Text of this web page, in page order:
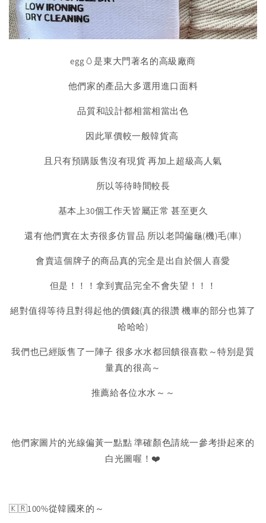
egg🥚是東大門著名的高級廠商
他們家的產品大多選用進口面料
品質和設計都相當相當出色
因此單價較一般韓貨高
且只有預購販售沒有現貨 再加上超級高人氣
所以等待時間較長
基本上30個工作天皆屬正常 甚至更久
還有他們實在太夯很多仿冒品 所以老闆偏龜(機)毛(車)
會賣這個牌子的商品真的完全是出自於個人喜愛
但是！！！拿到實品完全不會失望！！！
絕對值得等待且對得起他的價錢(真的很讚 機車的部分也算了
哈哈哈)
我們也已經販售了一陣子 很多水水都回饋很喜歡～特別是質
量真的很高～
推薦給各位水水～～
他們家圖片的光線偏黃一點點 準確顏色請統一參考掛起來的
白光圖喔！❤️
🇰🇷100%從韓國來的～